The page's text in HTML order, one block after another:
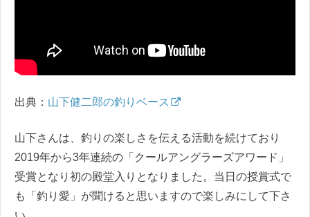
出典： 山下健二郎の釣りベース
山下さんは、釣りの楽しさを伝える活動を続けており
2019年から3年連続の「クールアングラーズアワード」
受賞となり初の殿堂入りとなりました。当日の授賞式で
も「釣り愛」が聞けると思いますので楽しみにして下さ